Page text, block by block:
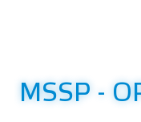
MSSP -